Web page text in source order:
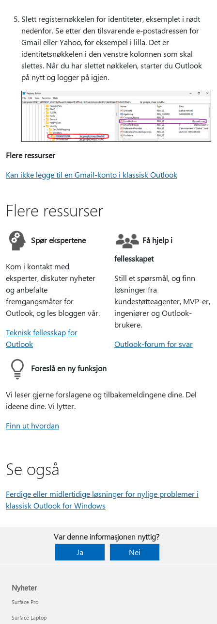
Slett registernøkkelen for identiteter, eksemplet i rødt
nedenfor. Se etter den tilsvarende e-postadressen for
Gmail eller Yahoo, for eksempel i lilla. Det er
identitetsnøkkelen i den venstre kolonnen som skal
slettes. Når du har slettet nøkkelen, starter du Outlook
på nytt og logger på igjen.
Flere ressurser
Kan ikke legge til en Gmail-konto i klassisk Outlook
Flere ressurser
Spør ekspertene
Kom i kontakt med
eksperter, diskuter nyheter
og anbefalte
fremgangsmåter for
Outlook, og les bloggen vår.
Teknisk fellesskap for
Outlook
Få hjelp i
fellesskapet
Still et spørsmål, og finn
løsninger fra
kundestøtteagenter, MVP-er,
ingeniører og Outlook-
brukere.
Outlook-forum for svar
Foreslå en ny funksjon
Vi leser gjerne forslagene og tilbakemeldingene dine. Del
ideene dine. Vi lytter.
Finn ut hvordan
Se også
Ferdige eller midlertidige løsninger for nylige problemer i
klassisk Outlook for Windows
Var denne informasjonen nyttig?
Ja
Nei
Nyheter
Surface Pro
Surface Laptop